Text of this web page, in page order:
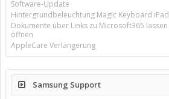
Software-Update
Hintergrundbeleuchtung Magic Keyboard iPad
Dokumente über Links zu Microsoft365
öffnen
AppleCare Verlängerung
Samsung Support